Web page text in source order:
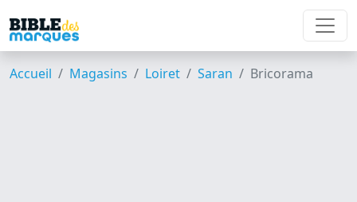
Accueil Magasins Loiret Saran Bricorama